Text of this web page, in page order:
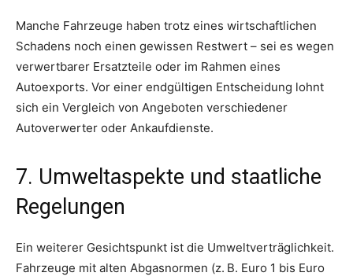
Manche Fahrzeuge haben trotz eines wirtschaftlichen
Schadens noch einen gewissen Restwert – sei es wegen
verwertbarer Ersatzteile oder im Rahmen eines
Autoexports. Vor einer endgültigen Entscheidung lohnt
sich ein Vergleich von Angeboten verschiedener
Autoverwerter oder Ankaufdienste.
7. Umweltaspekte und staatliche
Regelungen
Ein weiterer Gesichtspunkt ist die Umweltverträglichkeit.
Fahrzeuge mit alten Abgasnormen (z. B. Euro 1 bis Euro